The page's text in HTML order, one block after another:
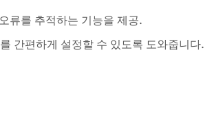
류를 추적하는 기능을 제공.
간편하게 설정할 수 있도록 도와줍니다.